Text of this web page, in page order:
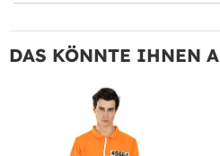
DAS KÖNNTE IHNEN